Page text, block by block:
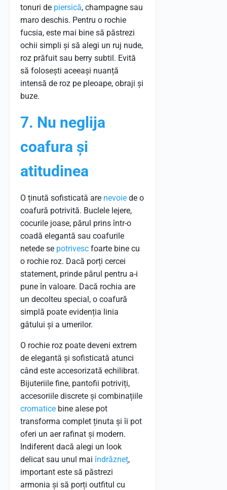
tonuri de piersică, champagne sau
maro deschis. Pentru o rochie
fucsia, este mai bine să păstrezi
ochii simpli și să alegi un ruj nude,
roz prăfuit sau berry subtil. Evită
să folosești aceeași nuanță
intensă de roz pe pleoape, obraji și
buze.
7. Nu neglija
coafura și
atitudinea
O ținută sofisticată are nevoie de o
coafură potrivită. Buclele lejere,
cocurile joase, părul prins într-o
coadă elegantă sau coafurile
netede se potrivesc foarte bine cu
o rochie roz. Dacă porți cercei
statement, prinde părul pentru a-i
pune în valoare. Dacă rochia are
un decolteu special, o coafură
simplă poate evidenția linia
gâtului și a umerilor.
O rochie roz poate deveni extrem
de elegantă și sofisticată atunci
când este accesorizată echilibrat.
Bijuteriile fine, pantofii potriviți,
accesoriile discrete și combinațiile
cromatice bine alese pot
transforma complet ținuta și îi pot
oferi un aer rafinat și modern.
Indiferent dacă alegi un look
delicat sau unul maiîndrăzneț,
important este să păstrezi
armonia și să porți outfitul cu